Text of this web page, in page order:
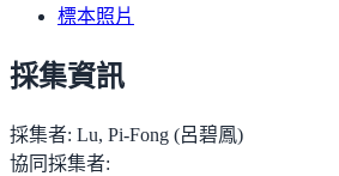
標本照片
採集資訊
採集者: Lu, Pi-Fong (呂碧鳳)
協同採集者: